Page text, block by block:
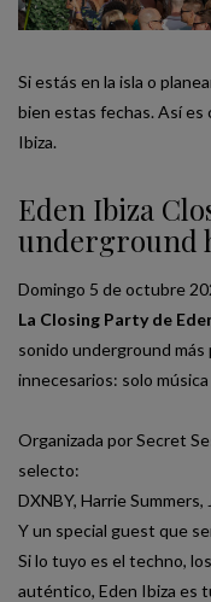
Si estás en la isla o
bien estas fechas. Así es
Ibiza.
Eden Ibiza
underground
Domingo 5 de octubre
La Closing Party de
sonido underground
innecesarios: solo
Organizada por Secret
selecto:
DXNBY, Harrie
Y un special guest que
Si lo tuyo es el techno,
auténtico, Eden Ibiza es